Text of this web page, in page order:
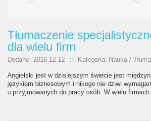
Tłumaczenie
dla wielu firm
Dodane: 2016-12-12 :: Kategoria: Nauka /
Angielski jest w dzisiejszym świecie jest
językiem biznesowym i nikogo nie dziwi
u przyjmowanych do pracy osób. W wielu